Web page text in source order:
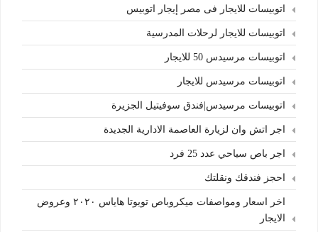
اتوبيسات للايجار فى مصر إيجار اتوبيس
اتوبيسات للايجار لرحلات المدرسية
اتوبيسات مرسيدس 50 للايجار
اتوبيسات مرسيدس للايجار
اتوبيسات مرسيدس|فندق سوفيتيل الجزيرة
اجر اتش وان لزيارة العاصمة الادارية الجديدة
اجر باص سياحي عدد 25 فرد
احجز فندقك ونقلتك
اخر اسعار ومواصفات ميكروباص تويوتا هاياس ٢٠٢٠ وعروض
الايجار